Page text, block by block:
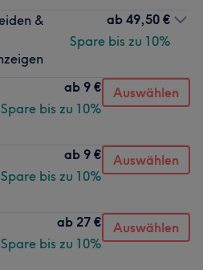
&
ab 49,50 €
Spare bis zu 10%
ab 9 €
Spare bis zu 10%
Auswählen
ab 9 €
Spare bis zu 10%
Auswählen
ab 27 €
Spare bis zu 10%
Auswählen